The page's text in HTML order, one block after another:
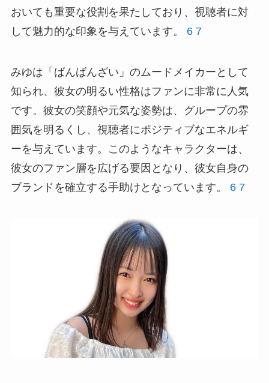
おいても重要な役割を果たしており、視聴者に対
して魅力的な印象を与えています。 6 7
みゆは「ばんばんざい」のムードメイカーとして
知られ、彼女の明るい性格はファンに非常に人気
です。彼女の笑顔や元気な姿勢は、グループの雰
囲気を明るくし、視聴者にポジティブなエネルギ
ーを与えています。このようなキャラクターは、
彼女のファン層を広げる要因となり、彼女自身の
ブランドを確立する手助けとなっています。 6 7